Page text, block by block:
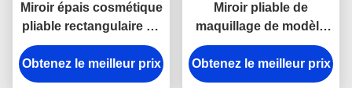
Miroir épais cosmétique
pliable rectangulaire de
voyage du miroir 11mm
de poche d'unité
centrale petit
Obtenez le meilleur prix
Miroir pliable de
maquillage de modèle
de miroir d'unité
centrale d'épaisseur
compacte argentée de
Obtenez le meilleur prix